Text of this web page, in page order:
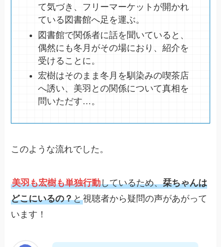
て気づき、フリーマーケットが開かれ
ている図書館へ足を運ぶ。
図書館で関係者に話を聞いていると、
偶然にも冬月がその場におり、紹介を
受けることに。
宏樹はそのまま冬月を馴染みの喫茶店
へ誘い、美羽との関係について真相を
問いただす…。
このような流れでした。
美羽も宏樹も単独行動しているため、栞ちゃんは
どこにいるの？と視聴者から疑問の声があがって
います！